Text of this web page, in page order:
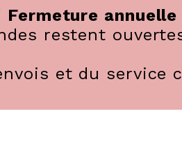
Fermeture
restent
et du